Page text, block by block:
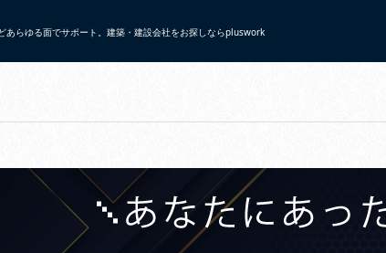
あらゆる面でサポート。建築・建設会社をお探しならpluswork